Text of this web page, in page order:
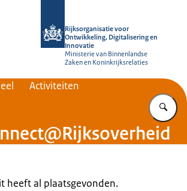
Rijksorganisatie voor
Ontwikkeling, Digitalisering en
Innovatie
Ministerie van Binnenlandse
Zaken en Koninkrijksrelaties
Activiteiten
heeft al plaatsgevonden.